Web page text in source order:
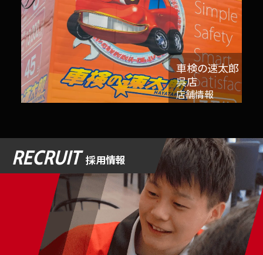
車検の速太郎
呉店
店舗情報
RECRUIT 採用情報